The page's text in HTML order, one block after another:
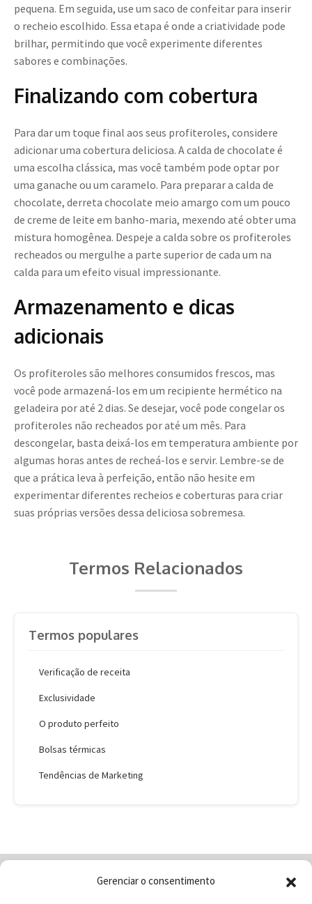
Gerenciar o consentimento
pequena. Em seguida, use um saco de confeitar para inserir
o recheio escolhido. Essa etapa é onde a criatividade pode
brilhar, permitindo que você experimente diferentes
sabores e combinações.
Finalizando com cobertura
Para dar um toque final aos seus profiteroles, considere
adicionar uma cobertura deliciosa. A calda de chocolate é
uma escolha clássica, mas você também pode optar por
uma ganache ou um caramelo. Para preparar a calda de
chocolate, derreta chocolate meio amargo com um pouco
de creme de leite em banho-maria, mexendo até obter uma
mistura homogênea. Despeje a calda sobre os profiteroles
recheados ou mergulhe a parte superior de cada um na
calda para um efeito visual impressionante.
Armazenamento e dicas
adicionais
Os profiteroles são melhores consumidos frescos, mas
você pode armazená-los em um recipiente hermético na
geladeira por até 2 dias. Se desejar, você pode congelar os
profiteroles não recheados por até um mês. Para
descongelar, basta deixá-los em temperatura ambiente por
algumas horas antes de recheá-los e servir. Lembre-se de
que a prática leva à perfeição, então não hesite em
experimentar diferentes recheios e coberturas para criar
suas próprias versões dessa deliciosa sobremesa.
Termos Relacionados
Termos populares
Verificação de receita
Exclusividade
O produto perfeito
Bolsas térmicas
Tendências de Marketing